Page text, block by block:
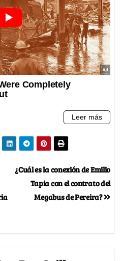
¿Cuál es la conexión de Emilio
Tapia con el contrato del
Megabus de Pereira?